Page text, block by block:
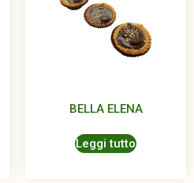
BELLA ELENA
Leggi tutto